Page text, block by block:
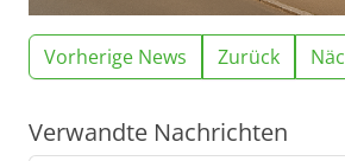
Vorherige News Zurück
Verwandte Nachrichten